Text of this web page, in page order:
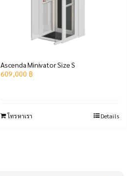
Ascenda Minivator Size S
609,000 ฿
โทรหาเรา Details